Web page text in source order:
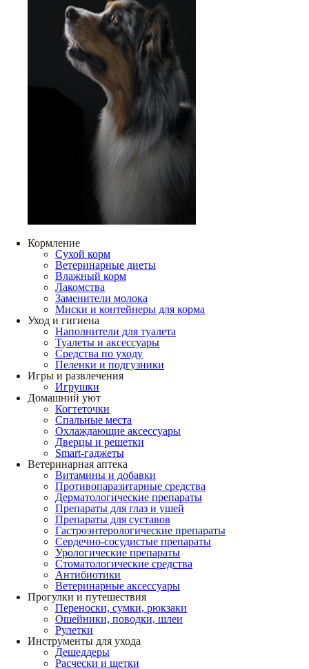
Кормление
Сухой корм
Ветеринарные диеты
Влажный корм
Лакомства
Заменители молока
Миски и контейнеры для корма
Уход и гигиена
Наполнители для туалета
Туалеты и аксессуары
Средства по уходу
Пеленки и подгузники
Игры и развлечения
Игрушки
Домашний уют
Когтеточки
Спальные места
Охлаждающие аксессуары
Дверцы и решетки
Smart-гаджеты
Ветеринарная аптека
Витамины и добавки
Противопаразитарные средства
Дерматологические препараты
Препараты для глаз и ушей
Препараты для суставов
Гастроэнтерологические препараты
Сердечно-сосудистые препараты
Урологические препараты
Стоматологические средства
Антибиотики
Ветеринарные аксессуары
Прогулки и путешествия
Переноски, сумки, рюкзаки
Ошейники, поводки, шлеи
Рулетки
Инструменты для ухода
Дешеддеры
Расчески и щетки